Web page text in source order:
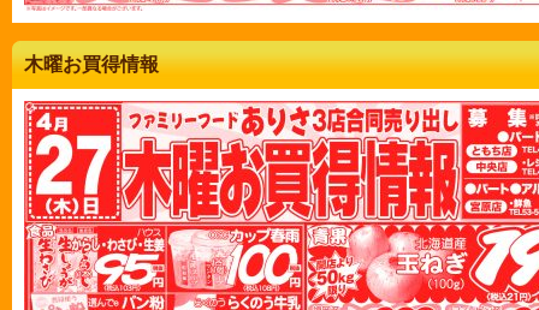
木曜お買得情報